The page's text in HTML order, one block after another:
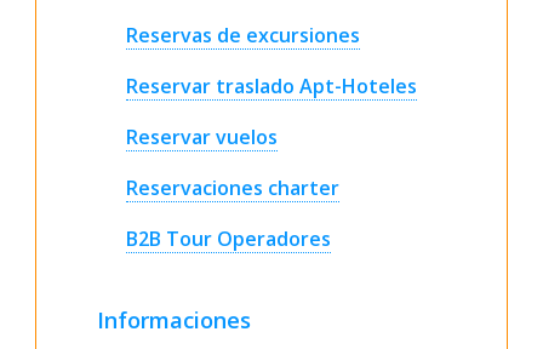
Reservas de excursiones
Reservar traslado Apt-Hoteles
Reservar vuelos
Reservaciones charter
B2B Tour Operadores
Informaciones